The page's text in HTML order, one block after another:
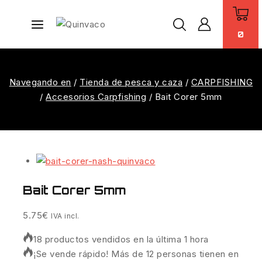
0
Navegando en / Tienda de pesca y caza / CARPFISHING
/ Accesorios Carpfishing / Bait Corer 5mm
Bait Corer 5mm
5.75€ IVA incl.
18 productos vendidos en la última 1 hora
¡Se vende rápido! Más de 12 personas tienen en